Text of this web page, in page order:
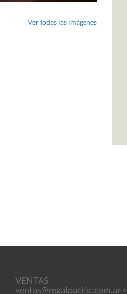
Ver todas las imágenes
VENTAS
ventas@regalpacific.com.ar